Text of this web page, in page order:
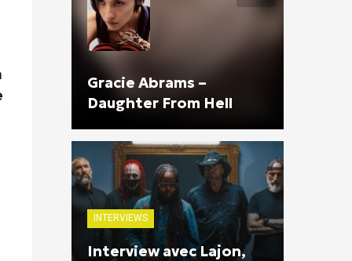
Gracie Abrams –
Daughter From Hell
INTERVIEWS
Interview avec Lajon,